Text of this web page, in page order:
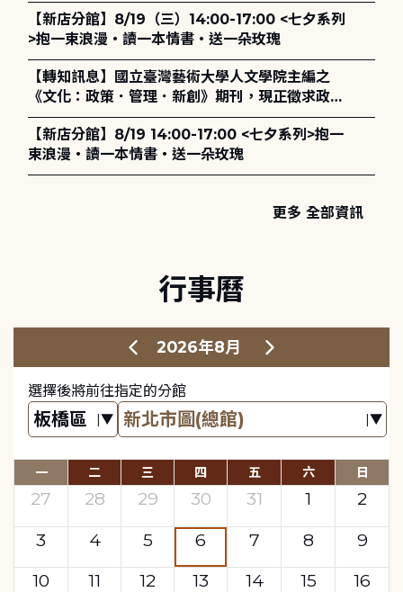
【新店分館】8/19（三）14:00-17:00 <七夕系列
>抱一束浪漫・讀一本情書・送一朵玫瑰
【轉知訊息】國立臺灣藝術大學人文學院主編之
《文化：政策．管理．新創》期刊，現正徵求政策
評論、書評及【邁向具回應力的博物館治理：政
策、領導與管理】主題特刊稿件至2027年6月1日
止，歡迎踴躍投稿。
【新店分館】8/19 14:00-17:00 <七夕系列>抱一
束浪漫・讀一本情書・送一朵玫瑰
更多 全部資訊
行事曆
2026年8月
選擇後將前往指定的分館
一 二 三 四 五 六 日
27 28 29 30 31 1
2
3
4 5 6 7 8
9
10
11 12 13 14 15
16